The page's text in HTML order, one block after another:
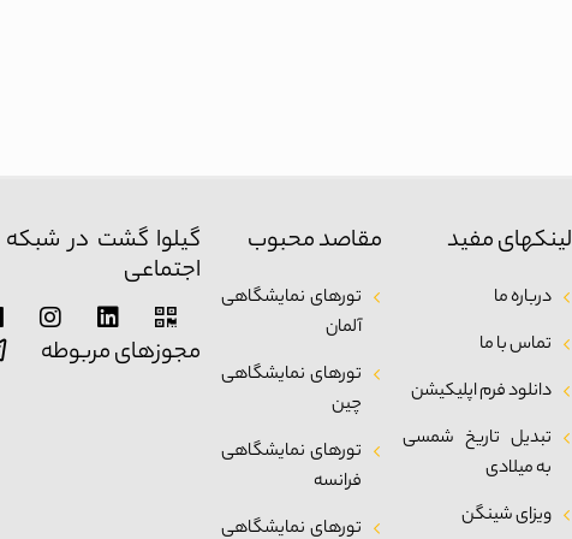
لینکهای مفید
درباره ما
تماس با ما
دانلود فرم اپلیکیشن
تبدیل تاریخ شمسی
به میلادی
ویزای شینگن
مقاصد محبوب
تورهای نمایشگاهی
آلمان
تورهای نمایشگاهی
چین
تورهای نمایشگاهی
فرانسه
تورهای نمایشگاهی
گیلوا گشت در
اجتماعی
مجوزهای مربوطه